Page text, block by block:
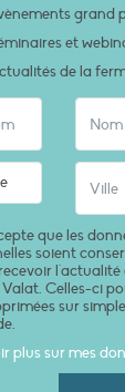
grand
et
de la
que les
soient
l'actualité
Valat. Celles-ci
sur simple
plus sur mes